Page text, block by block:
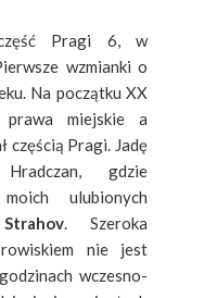
Pragi 6, w
wzmianki o
Na początku XX
prawa miejskie a
częścią Pragi. Jadę
gdzie
ulubionych
. Szeroka
nie jest
wczesno-